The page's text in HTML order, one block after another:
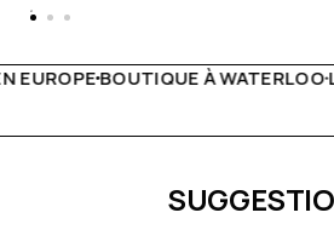
LIVRAISON GRATUITE À